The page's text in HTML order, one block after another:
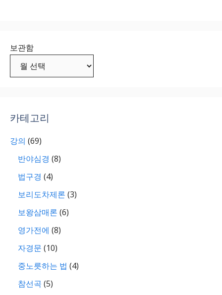
보관함
카테고리
강의 (69)
반야심경 (8)
법구경 (4)
보리도차제론 (3)
보왕삼매론 (6)
영가전에 (8)
자경문 (10)
중노릇하는 법 (4)
참선곡 (5)